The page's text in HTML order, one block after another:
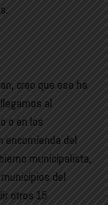
creo que ese ha
al
o en los
encomienda del
municipalista,
del
otros 15